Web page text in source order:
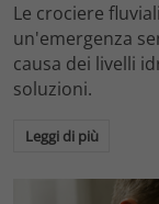
Le crociere
un'emergenza
causa dei livelli
soluzioni.
Leggi di più